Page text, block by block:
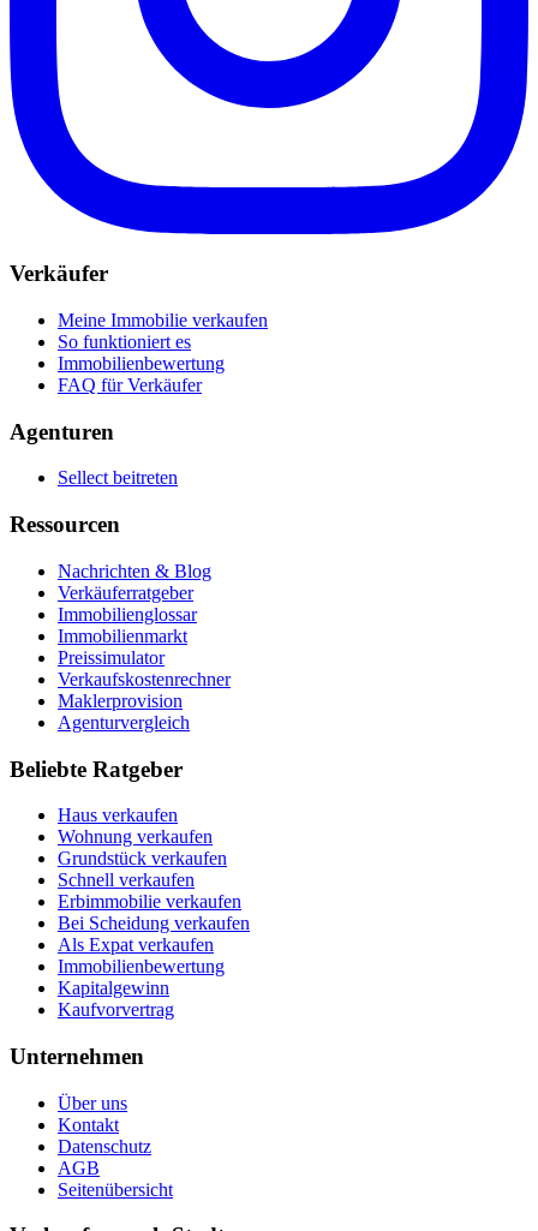
Verkäufer
Meine Immobilie verkaufen
So funktioniert es
Immobilienbewertung
FAQ für Verkäufer
Agenturen
Sellect beitreten
Ressourcen
Nachrichten & Blog
Verkäuferratgeber
Immobilienglossar
Immobilienmarkt
Preissimulator
Verkaufskostenrechner
Maklerprovision
Agenturvergleich
Beliebte Ratgeber
Haus verkaufen
Wohnung verkaufen
Grundstück verkaufen
Schnell verkaufen
Erbimmobilie verkaufen
Bei Scheidung verkaufen
Als Expat verkaufen
Immobilienbewertung
Kapitalgewinn
Kaufvorvertrag
Unternehmen
Über uns
Kontakt
Datenschutz
AGB
Seitenübersicht